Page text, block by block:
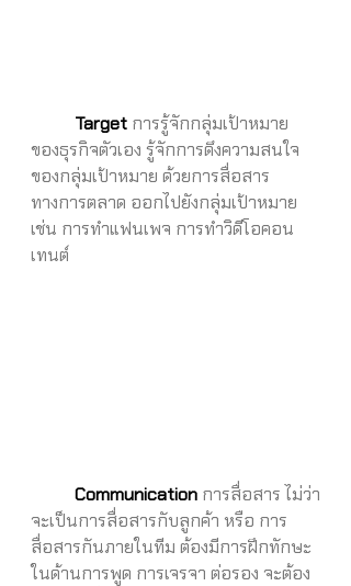
Target การรู้จักกลุ่มเป้าหมาย
ของธุรกิจตัวเอง รู้จักการดึงความสนใจ
ของกลุ่มเป้าหมาย ด้วยการสื่อสาร
ทางการตลาด ออกไปยังกลุ่มเป้าหมาย
เช่น การทำแฟนเพจ การทำวิดีโอคอน
เทนต์
Communication การสื่อสาร ไม่ว่า
จะเป็นการสื่อสารกับลูกค้า หรือ การ
สื่อสารกันภายในทีม ต้องมีการฝึกทักษะ
ในด้านการพูด การเจรจา ต่อรอง จะต้อง